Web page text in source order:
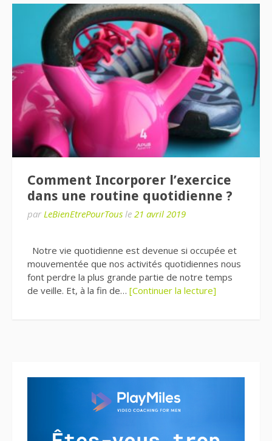
Comment Incorporer l’exercice
dans une routine quotidienne ?
par LeBienEtrePourTous le 21 avril 2019
Notre vie quotidienne est devenue si occupée et
mouvementée que nos activités quotidiennes nous
font perdre la plus grande partie de notre temps
de veille. Et, à la fin de… [Continuer la lecture]